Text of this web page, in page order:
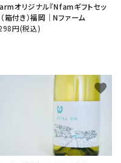
オリジナル『Nfamギフトセッ
（箱付き）福岡│Nファーム
円(税込)
favorite